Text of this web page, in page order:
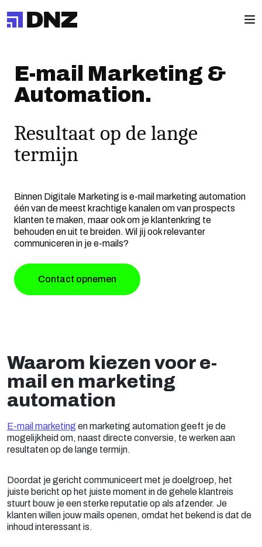
E-mail Marketing &
Automation.
Resultaat op de lange
termijn
Binnen Digitale Marketing is e-mail marketing automation
één van de meest krachtige kanalen om van prospects
klanten te maken, maar ook om je klantenkring te
behouden en uit te breiden. Wil jij ook relevanter
communiceren in je e-mails?
Contact opnemen
Waarom kiezen voor e-
mail en marketing
automation
E-mail marketing en marketing automation geeft je de
mogelijkheid om, naast directe conversie, te werken aan
resultaten op de lange termijn.
Doordat je gericht communiceert met je doelgroep, het
juiste bericht op het juiste moment in de gehele klantreis
stuurt bouw je een sterke reputatie op als afzender. Je
klanten willen jouw mails openen, omdat het bekend is dat de
inhoud interessant is.